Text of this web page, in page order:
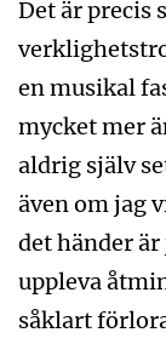
Det är precis
en musikal
mycket mer
aldrig själv
även om jag
det händer
uppleva
såklart